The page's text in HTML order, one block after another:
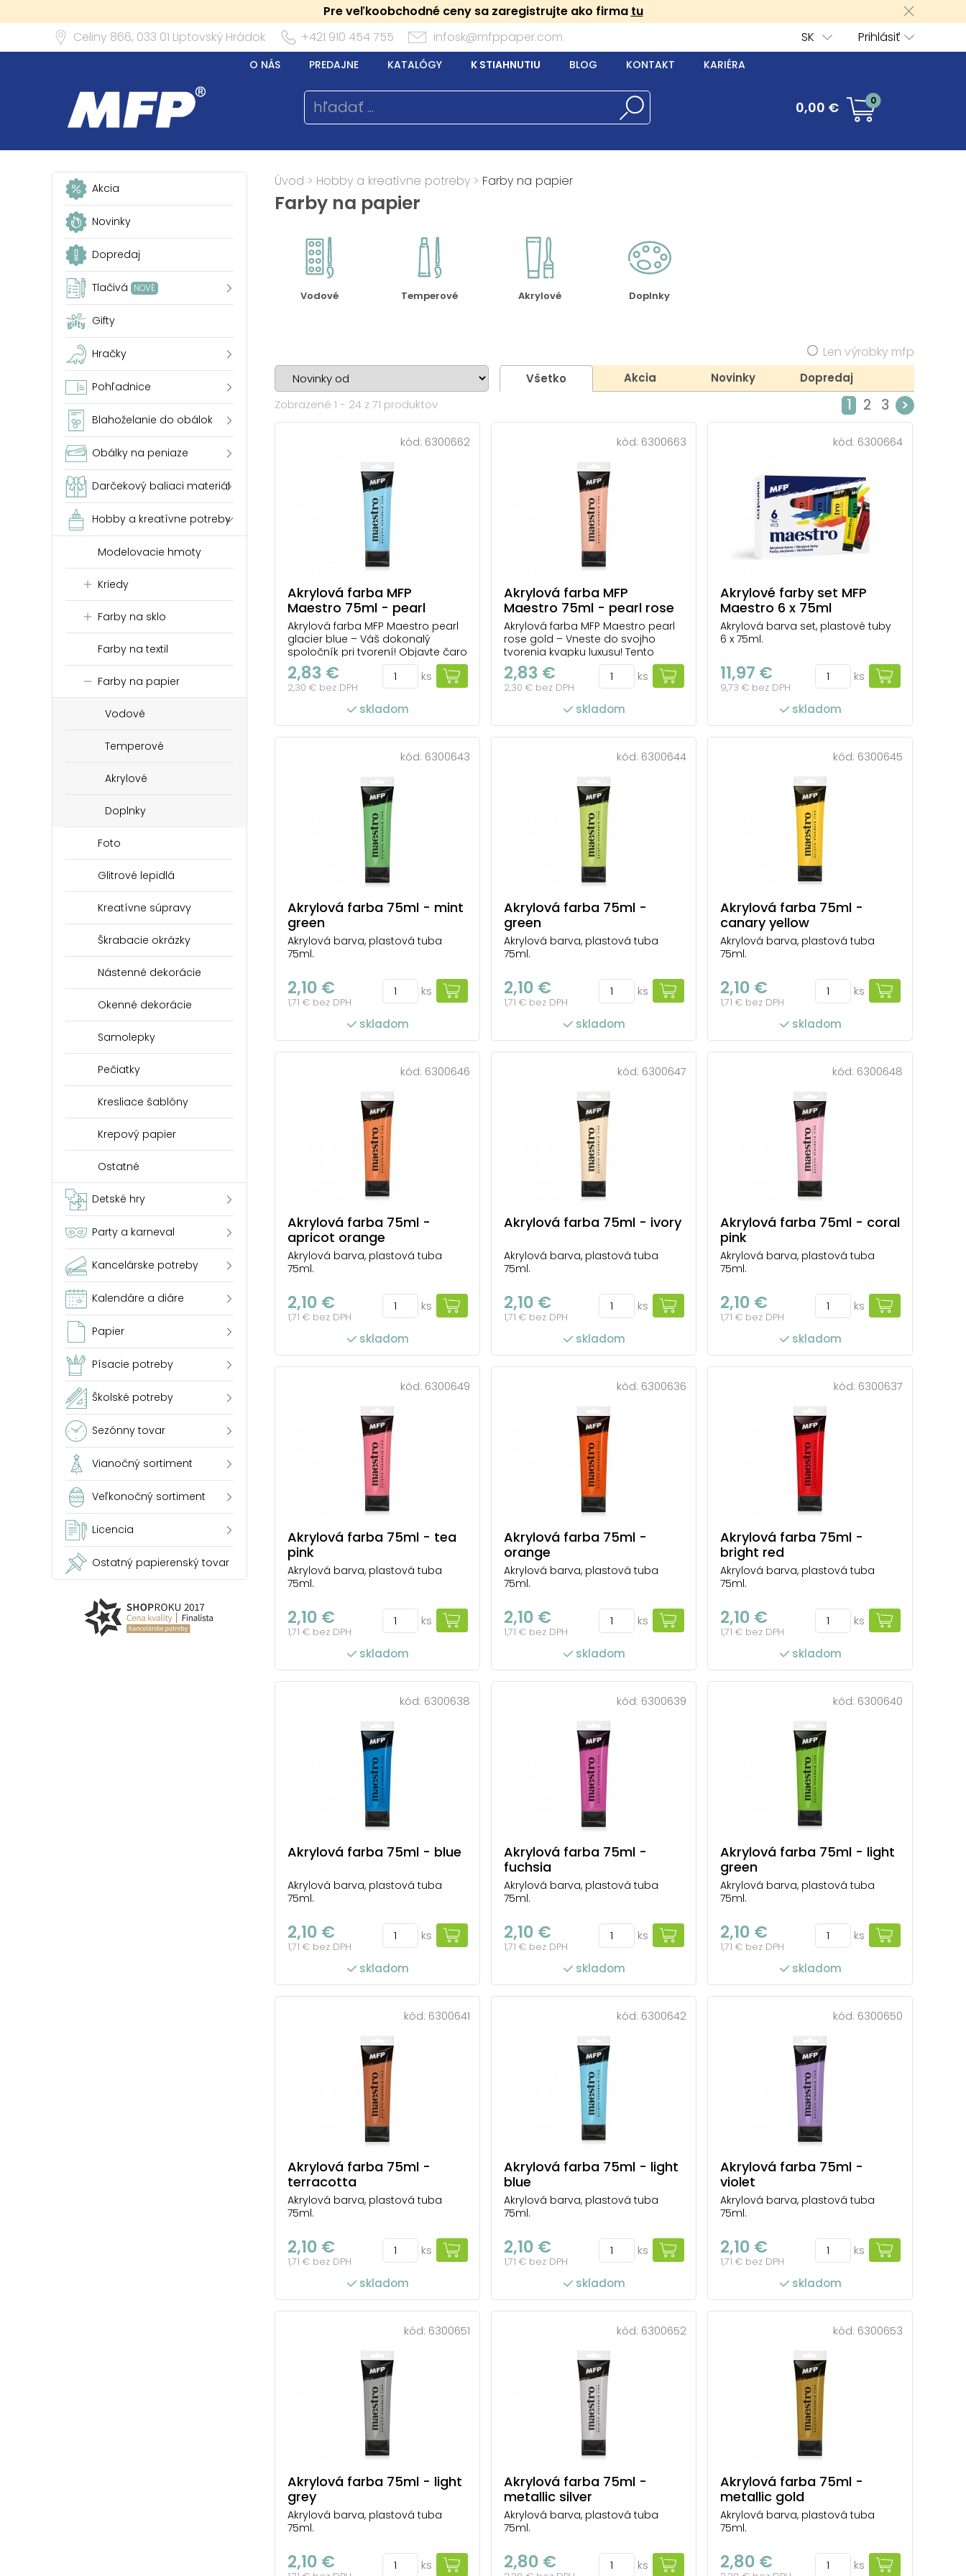
Pre veľkoobchodné ceny sa zaregistrujte ako firma tu
Celiny 866, 033 01 Liptovský Hrádok +421 910 454 755 infosk@mfppaper.com Prihlásiť
SK
O NÁS PREDAJNE KATALÓGY K STIAHNUTIU BLOG KONTAKT KARIÉRA
0,00 € 0
Akcia
Novinky
Dopredaj
Tlačivá NOVÉ
Gifty
Hračky
Pohľadnice
Blahoželanie do obálok
Obálky na peniaze
Darčekový baliaci materiál
Hobby a kreatívne potreby
Modelovacie hmoty
Kriedy
Farby na sklo
Farby na textil
Farby na papier
Vodové
Temperové
Akrylové
Doplnky
Foto
Glitrové lepidlá
Kreatívne súpravy
Škrabacie okrázky
Nástenné dekorácie
Okenné dekorácie
Samolepky
Pečiatky
Kresliace šablóny
Krepový papier
Ostatné
Detské hry
Party a karneval
Kancelárske potreby
Kalendáre a diáre
Papier
Písacie potreby
Školské potreby
Sezónny tovar
Vianočný sortiment
Veľkonočný sortiment
Licencia
Ostatný papierenský tovar
Úvod > Hobby a kreatívne potreby > Farby na papier
Farby na papier
Vodové Temperové Akrylové Doplnky
Len výrobky mfp
Všetko Akcia Novinky
Dopredaj
Zobrazené 1 - 24 z 71 produktov
1 2 3 >
kód: 6300662
Akrylová farba MFP
Maestro 75ml - pearl
glacier blue
Akrylová farba MFP Maestro pearl
glacier blue – Váš dokonalý
spoločník pri tvorení! Objavte čaro
svetlomodrej s jemným sivým
podtónom a perleťovým leskom,
ktorá rozžiari každý váš projekt.
Ideálna na vytváranie chladivých
efektov, moderných detailov alebo
harmonických prechodov, ktoré
vaše die...
2,83 €
2,30 € bez DPH
ks
skladom
kód: 6300663
Akrylová farba MFP
Maestro 75ml - pearl rose
gold
Akrylová farba MFP Maestro pearl
rose gold – Vneste do svojho
tvorenia kvapku luxusu! Tento
nádherný odtieň ružovej s jemným
zlatistým leskom rozžiari každé
dielo a premení obyčajné na
nezabudnuteľné. Sýte pigmenty a
hodvábna konzistencia
zabezpečujú jednoduché
nanášanie na plátno, papier, dre...
2,83 €
2,30 € bez DPH
ks
skladom
kód: 6300664
Akrylové farby set MFP
Maestro 6 x 75ml
Akrylová barva set, plastové tuby
6 x 75ml.
11,97 €
9,73 € bez DPH
ks
skladom
kód: 6300643
Akrylová farba 75ml - mint
green
Akrylová barva, plastová tuba
75ml.
2,10 €
1,71 € bez DPH
ks
skladom
kód: 6300644
Akrylová farba 75ml -
green
Akrylová barva, plastová tuba
75ml.
2,10 €
1,71 € bez DPH
ks
skladom
kód: 6300645
Akrylová farba 75ml -
canary yellow
Akrylová barva, plastová tuba
75ml.
2,10 €
1,71 € bez DPH
ks
skladom
kód: 6300646
Akrylová farba 75ml -
apricot orange
Akrylová barva, plastová tuba
75ml.
2,10 €
1,71 € bez DPH
ks
skladom
kód: 6300647
Akrylová farba 75ml - ivory
Akrylová barva, plastová tuba
75ml.
2,10 €
1,71 € bez DPH
ks
skladom
kód: 6300648
Akrylová farba 75ml - coral
pink
Akrylová barva, plastová tuba
75ml.
2,10 €
1,71 € bez DPH
ks
skladom
kód: 6300649
Akrylová farba 75ml - tea
pink
Akrylová barva, plastová tuba
75ml.
2,10 €
1,71 € bez DPH
ks
skladom
kód: 6300636
Akrylová farba 75ml -
orange
Akrylová barva, plastová tuba
75ml.
2,10 €
1,71 € bez DPH
ks
skladom
kód: 6300637
Akrylová farba 75ml -
bright red
Akrylová barva, plastová tuba
75ml.
2,10 €
1,71 € bez DPH
ks
skladom
kód: 6300638
Akrylová farba 75ml - blue
Akrylová barva, plastová tuba
75ml.
2,10 €
1,71 € bez DPH
ks
skladom
kód: 6300639
Akrylová farba 75ml -
fuchsia
Akrylová barva, plastová tuba
75ml.
2,10 €
1,71 € bez DPH
ks
skladom
kód: 6300640
Akrylová farba 75ml - light
green
Akrylová barva, plastová tuba
75ml.
2,10 €
1,71 € bez DPH
ks
skladom
kód: 6300641
Akrylová farba 75ml -
terracotta
Akrylová barva, plastová tuba
75ml.
2,10 €
1,71 € bez DPH
ks
skladom
kód: 6300642
Akrylová farba 75ml - light
blue
Akrylová barva, plastová tuba
75ml.
2,10 €
1,71 € bez DPH
ks
skladom
kód: 6300650
Akrylová farba 75ml -
violet
Akrylová barva, plastová tuba
75ml.
2,10 €
1,71 € bez DPH
ks
skladom
kód: 6300651
Akrylová farba 75ml - light
grey
Akrylová barva, plastová tuba
75ml.
2,10 € ks
kód: 6300652
Akrylová farba 75ml -
metallic silver
Akrylová barva, plastová tuba
75ml.
2,80 € ks
kód: 6300653
Akrylová farba 75ml -
metallic gold
Akrylová barva, plastová tuba
75ml.
2,80 € ks